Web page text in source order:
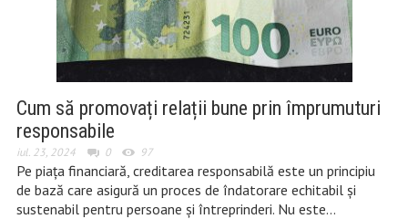
Cum să promovați relații bune prin împrumuturi
responsabile
iul. 23, 2024 0 97
Pe piața financiară, creditarea responsabilă este un principiu
de bază care asigură un proces de îndatorare echitabil și
sustenabil pentru persoane și întreprinderi. Nu este…